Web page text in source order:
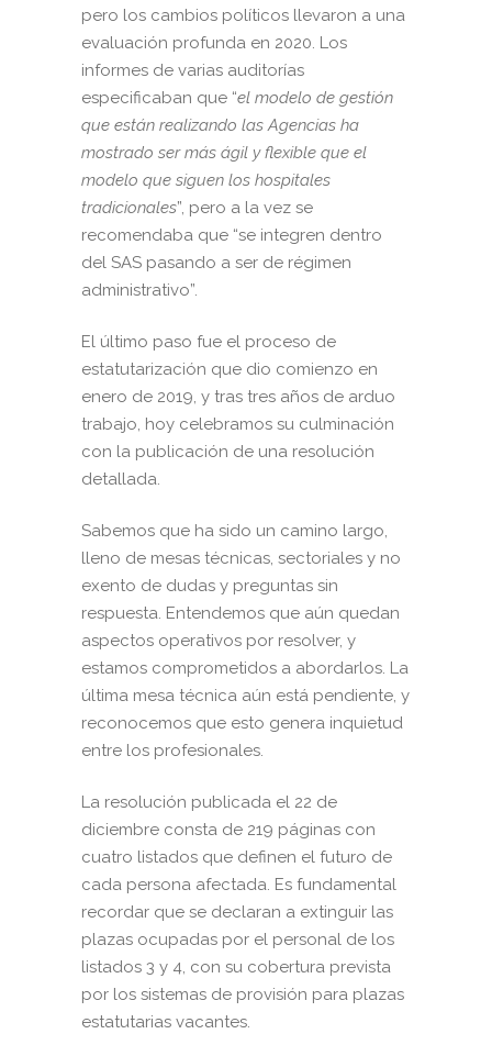
pero los cambios políticos llevaron a una
evaluación profunda en 2020. Los
informes de varias auditorías
especificaban que “el modelo de gestión
que están realizando las Agencias ha
mostrado ser más ágil y flexible que el
modelo que siguen los hospitales
tradicionales”, pero a la vez se
recomendaba que “se integren dentro
del SAS pasando a ser de régimen
administrativo”.
El último paso fue el proceso de
estatutarización que dio comienzo en
enero de 2019, y tras tres años de arduo
trabajo, hoy celebramos su culminación
con la publicación de una resolución
detallada.
Sabemos que ha sido un camino largo,
lleno de mesas técnicas, sectoriales y no
exento de dudas y preguntas sin
respuesta. Entendemos que aún quedan
aspectos operativos por resolver, y
estamos comprometidos a abordarlos. La
última mesa técnica aún está pendiente, y
reconocemos que esto genera inquietud
entre los profesionales.
La resolución publicada el 22 de
diciembre consta de 219 páginas con
cuatro listados que definen el futuro de
cada persona afectada. Es fundamental
recordar que se declaran a extinguir las
plazas ocupadas por el personal de los
listados 3 y 4, con su cobertura prevista
por los sistemas de provisión para plazas
estatutarias vacantes.